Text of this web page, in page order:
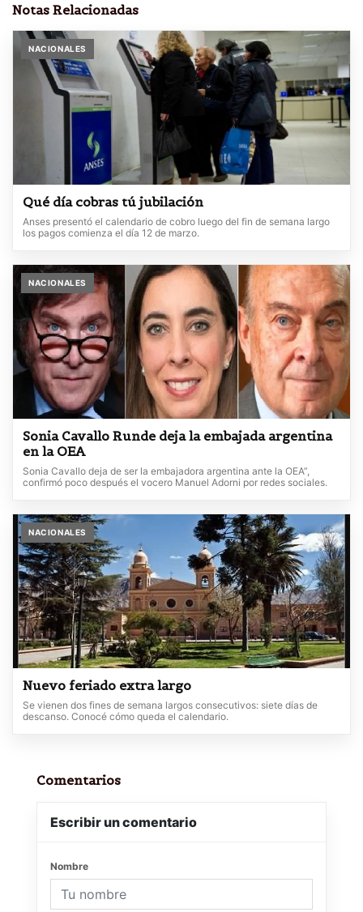
Notas Relacionadas
NACIONALES
Qué día cobras tú jubilación
Anses presentó el calendario de cobro luego del fin de semana largo
los pagos comienza el día 12 de marzo.
NACIONALES
Sonia Cavallo Runde deja la embajada argentina
en la OEA
Sonia Cavallo deja de ser la embajadora argentina ante la OEA”,
confirmó poco después el vocero Manuel Adorni por redes sociales.
NACIONALES
Nuevo feriado extra largo
Se vienen dos fines de semana largos consecutivos: siete días de
descanso. Conocé cómo queda el calendario.
Comentarios
Escribir un comentario
Nombre